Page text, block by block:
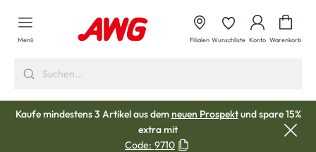
springen
Menü Filialen Wunschliste Konto Warenkorb
Kaufe mindestens 3 Artikel aus demneuen Prospektund spare 15%
extra mit
Code: 9710